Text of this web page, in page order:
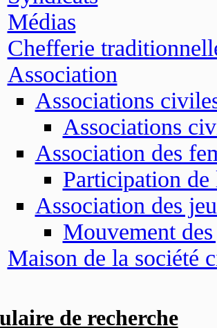
Médias
Chefferie
Association
Associations
Associations
Association des
Participation de
Association des
Mouvement
Maison de la société
de recherche